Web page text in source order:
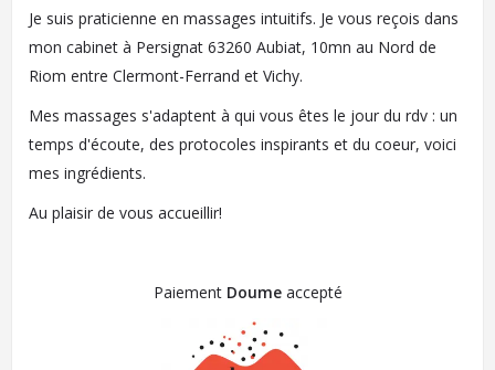
Je suis praticienne en massages intuitifs. Je vous reçois dans
mon cabinet à Persignat 63260 Aubiat, 10mn au Nord de
Riom entre Clermont-Ferrand et Vichy.
Mes massages s'adaptent à qui vous êtes le jour du rdv : un
temps d'écoute, des protocoles inspirants et du coeur, voici
mes ingrédients.
Au plaisir de vous accueillir!
Paiement Doumeaccepté